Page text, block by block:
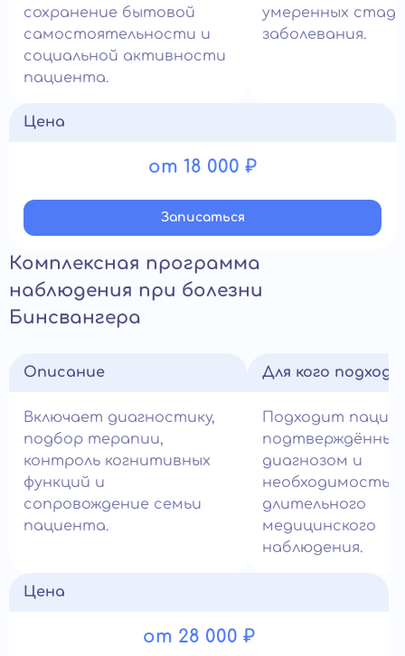
сохранение бытовой
самостоятельности и
социальной активности
пациента.
умеренных
заболевания.
Цена
от 18 000 ₽
Записатьcя
Комплексная программа
наблюдения при болезни
Бинсвангера
Описание
Включает диагностику,
подбор терапии,
контроль когнитивных
функций и
сопровождение семьи
пациента.
Для кого
Подходит
подтверждённым
диагнозом и
необходимостью
длительного
медицинского
наблюдения.
Цена
от 28 000 ₽